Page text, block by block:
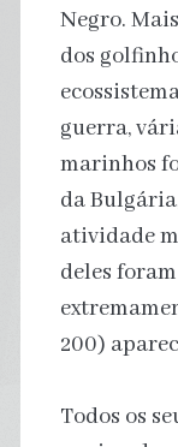
Negro.
dos
guerra,
marinhos
da
atividade
deles
200)
Todos os